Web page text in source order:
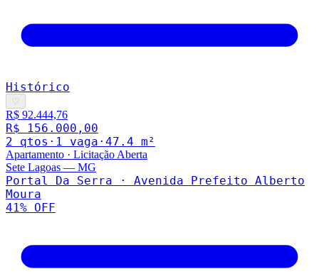
Histórico
♡
R$ 92.444,76
R$ 156.000,00
2 qtos · 1 vaga · 47.4 m²
Apartamento · Licitação Aberta
Sete Lagoas — MG
Portal Da Serra · Avenida Prefeito Alberto
Moura
41% OFF